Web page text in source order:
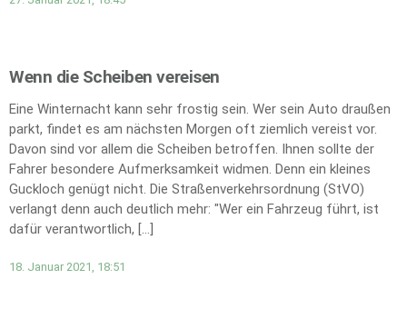
Wenn die Scheiben vereisen
Eine Winternacht kann sehr frostig sein. Wer sein Auto draußen
parkt, findet es am nächsten Morgen oft ziemlich vereist vor.
Davon sind vor allem die Scheiben betroffen. Ihnen sollte der
Fahrer besondere Aufmerksamkeit widmen. Denn ein kleines
Guckloch genügt nicht. Die Straßenverkehrsordnung (StVO)
verlangt denn auch deutlich mehr: "Wer ein Fahrzeug führt, ist
dafür verantwortlich, […]
18. Januar 2021, 18:51